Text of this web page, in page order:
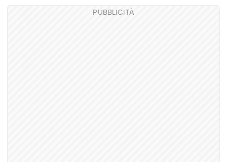
PUBBLICITÀ